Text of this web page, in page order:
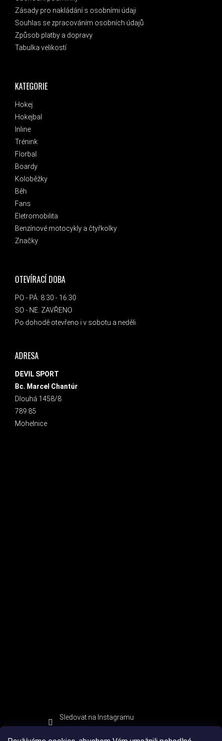
KATEGORIE
Hokej
Hokejbal
Inline
Trénink
Florbal
Boardy
Koloběžky
Běh
Fans
Eletromobilita
Benzínové motocykly a čtyřkolky
Značky
Zásady pro nakládání s osobními údaji
Souhlas se zpracováním osobních údajů
Způsob platby a dopravy
Tabulka velikostí
OTEVÍRACÍ DOBA
PO - PÁ: 8:30 - 16:30
SO - NE: ZAVŘENO
Po dohodě otevřeno i v sobotu a neděli.
ADRESA
DEVIL SPORT
Bc. Marcel Chantúr
Dlouhá 1458/8
789 85
Mohelnice
Sledovat na Instagramu